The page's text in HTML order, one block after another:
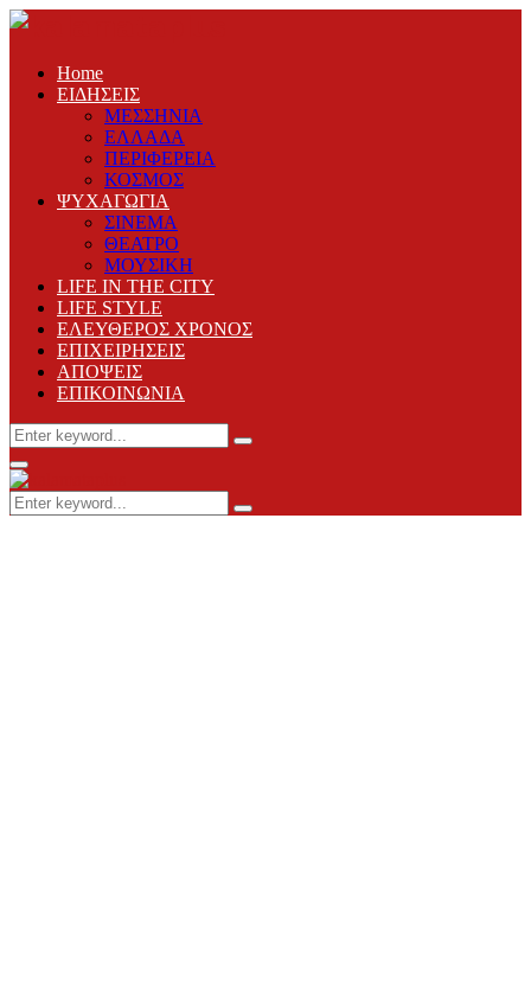
Home
ΕΙΔΗΣΕΙΣ
ΜΕΣΣΗΝΙΑ
ΕΛΛΑΔΑ
ΠΕΡΙΦΕΡΕΙΑ
ΚΟΣΜΟΣ
ΨΥΧΑΓΩΓΙΑ
ΣΙΝΕΜΑ
ΘΕΑΤΡΟ
ΜΟΥΣΙΚΗ
LIFE IN THE CITY
LIFE STYLE
ΕΛΕΥΘΕΡΟΣ ΧΡΟΝΟΣ
ΕΠΙΧΕΙΡΗΣΕΙΣ
ΑΠΟΨΕΙΣ
ΕΠΙΚΟΙΝΩΝΙΑ
Search
for:
Search
Primary
Menu
Search
for:
Search